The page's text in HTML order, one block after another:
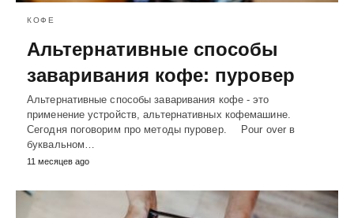
КОФЕ
Альтернативные способы
заваривания кофе: пуровер
Альтернативные способы заваривания кофе - это
применение устройств, альтернативных кофемашине.
Сегодня поговорим про методы пуровер. ⠀ Pour over в
буквальном…
11 месяцев ago